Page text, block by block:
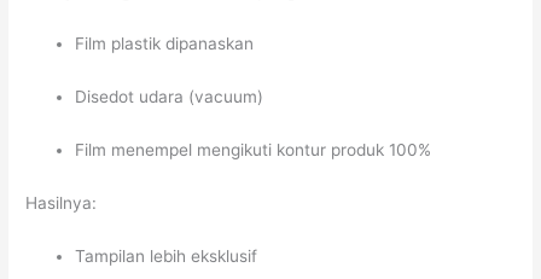
Film plastik dipanaskan
Disedot udara (vacuum)
Film menempel mengikuti kontur produk 100%
Hasilnya:
Tampilan lebih eksklusif